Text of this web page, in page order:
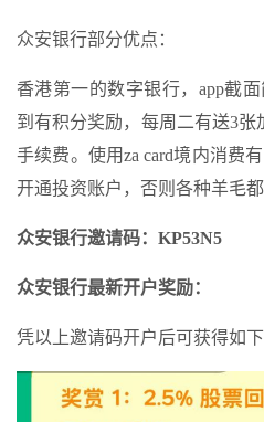
众安银行部分优点：
香港第一的数字银行，app截
到有积分奖励，每周二有送3
手续费。使用za card境内消费
开通投资账户，否则各种羊毛都
众安银行邀请码：KP53N5
众安银行最新开户奖励：
凭以上邀请码开户后可获得如下